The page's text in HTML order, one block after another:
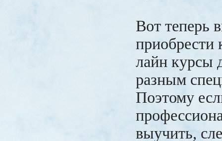
Вот теперь
приобрести
лайн курсы
разным
Поэтому
выучить,